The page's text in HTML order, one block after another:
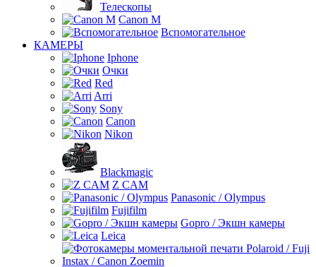
Телескопы
Canon M
Вспомогательное
КАМЕРЫ
Iphone
Очки
Red
Arri
Sony
Canon
Nikon
Blackmagic
Z CAM
Panasonic / Olympus
Fujifilm
Gopro / Экшн камеры
Leica